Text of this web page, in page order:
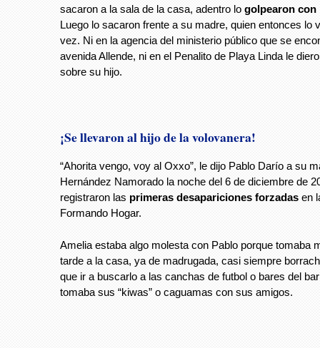
sacaron a la sala de la casa, adentro lo golpearon con
Luego lo sacaron frente a su madre, quien entonces lo
vez. Ni en la agencia del ministerio público que se
avenida Allende, ni en el Penalito de Playa Linda le
sobre su hijo.
¡Se llevaron al hijo de la volovanera!
“Ahorita vengo, voy al Oxxo”, le dijo Pablo Darío a su
Hernández Namorado la noche del 6 de diciembre de
registraron las primeras desapariciones forzadas en
Formando Hogar.
Amelia estaba algo molesta con Pablo porque tomaba
tarde a la casa, ya de madrugada, casi siempre
que ir a buscarlo a las canchas de futbol o bares del
tomaba sus “kiwas” o caguamas con sus amigos.